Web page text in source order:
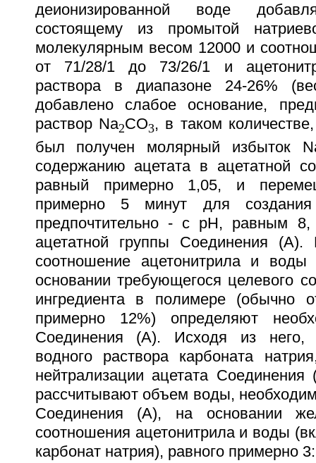
деионизированной воде
состоящему из промытой
молекулярным весом 12000 и
от 71/28/1 до 73/26/1 и
раствора в диапазоне 24-26%
добавлено слабое основание,
раствор Na2CO3, в таком
был получен молярный избыток
содержанию ацетата в ацетатной
равный примерно 1,05, и
примерно 5 минут для
предпочтительно - с рН, равным 8,
ацетатной группы Соединения (А).
соотношение ацетонитрила и
основании требующегося целевого
ингредиента в полимере (обычно
примерно 12%) определяют
Соединения (А). Исходя из него,
водного раствора карбоната
нейтрализации ацетата
рассчитывают объем воды,
Соединения (А), на основании
соотношения ацетонитрила и воды
карбонат натрия), равного примерно